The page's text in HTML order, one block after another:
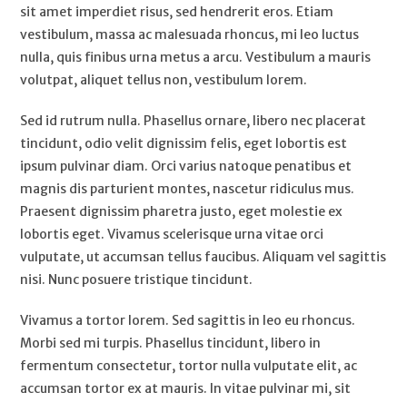
sit amet imperdiet risus, sed hendrerit eros. Etiam
vestibulum, massa ac malesuada rhoncus, mi leo luctus
nulla, quis finibus urna metus a arcu. Vestibulum a mauris
volutpat, aliquet tellus non, vestibulum lorem.
Sed id rutrum nulla. Phasellus ornare, libero nec placerat
tincidunt, odio velit dignissim felis, eget lobortis est
ipsum pulvinar diam. Orci varius natoque penatibus et
magnis dis parturient montes, nascetur ridiculus mus.
Praesent dignissim pharetra justo, eget molestie ex
lobortis eget. Vivamus scelerisque urna vitae orci
vulputate, ut accumsan tellus faucibus. Aliquam vel sagittis
nisi. Nunc posuere tristique tincidunt.
Vivamus a tortor lorem. Sed sagittis in leo eu rhoncus.
Morbi sed mi turpis. Phasellus tincidunt, libero in
fermentum consectetur, tortor nulla vulputate elit, ac
accumsan tortor ex at mauris. In vitae pulvinar mi, sit